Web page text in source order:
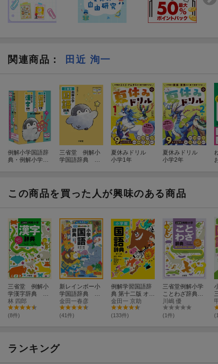
関連商品 ： 田近 洵一
例解小学国語辞
典・例解小学漢
三省堂 例解小
学国語辞典 第
辞書つき オー
ルカラー
夏休みドリル
小学1年
夏休みドリル
小学2年
この商品を買った人が興味のある商品
三省堂 例解小
学漢字辞典 新
装第六版 オン
ライン辞書つ
き オールカラ
林 四郎
(8件)
新レインボー小
学国語辞典 改
訂第7版 小型
版（オールカラ
ー）
金田一春彦
(41件)
例解学習国語辞
典 第十二版 オー
ルカラー
金田一 京助
(133件)
三省堂例解小学
ことわざ辞典
第三版 オンラ
イン辞書つき
オールカラー
川嶋 優
(1件)
ランキング